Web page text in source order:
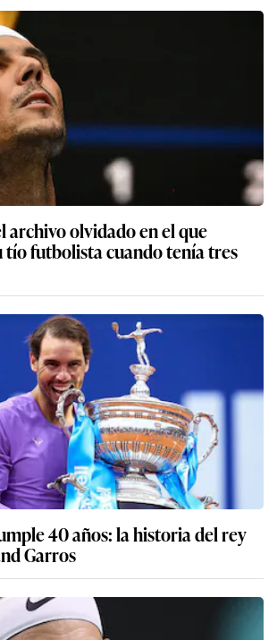
archivo olvidado en el que
tío futbolista cuando tenía tres
40 años: la historia del rey
Garros